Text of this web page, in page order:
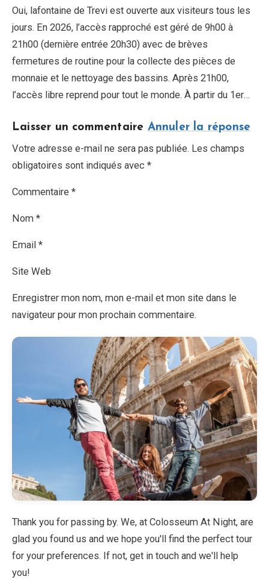
Oui, lafontaine de Trevi est ouverte aux visiteurs tous les
jours. En 2026, l’accès rapproché est géré de 9h00 à
21h00 (dernière entrée 20h30) avec de brèves
fermetures de routine pour la collecte des pièces de
monnaie et le nettoyage des bassins. Après 21h00,
l’accès libre reprend pour tout le monde. À partir du 1er…
Laisser un commentaire Annuler la réponse
Votre adresse e-mail ne sera pas publiée. Les champs
obligatoires sont indiqués avec *
Commentaire *
Nom *
Email *
Site Web
Enregistrer mon nom, mon e-mail et mon site dans le
navigateur pour mon prochain commentaire.
Thank you for passing by. We, at Colosseum At Night, are
glad you found us and we hope you'll find the perfect tour
for your preferences. If not, get in touch and we'll help
you!